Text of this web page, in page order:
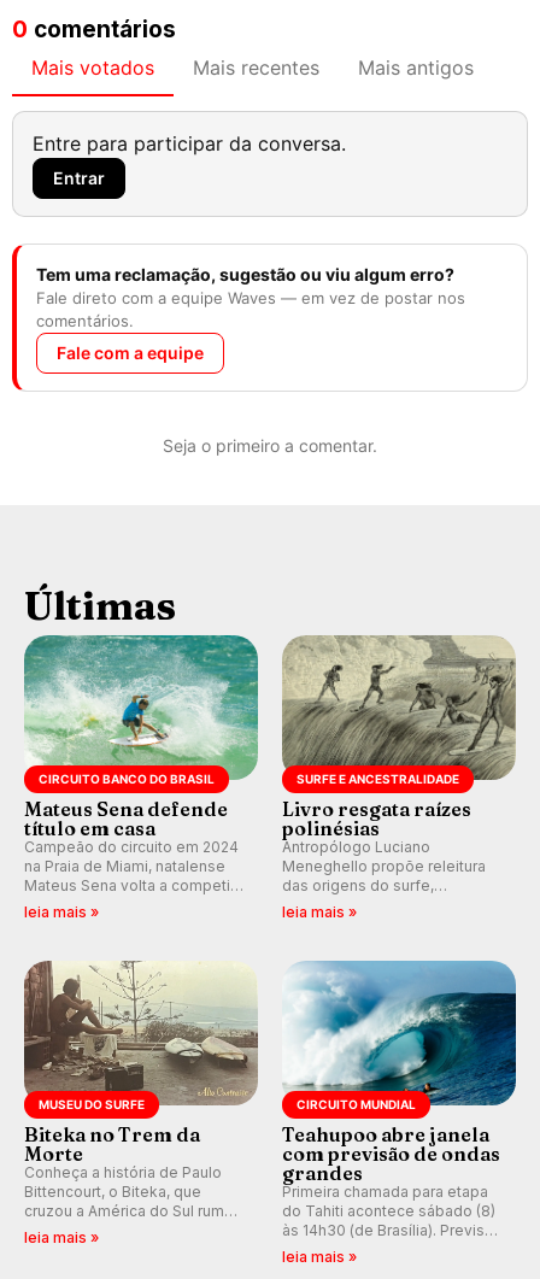
0 comentários
Mais votados Mais recentes Mais antigos
Entre para participar da conversa.
Entrar
Tem uma reclamação, sugestão ou viu algum erro?
Fale direto com a equipe Waves — em vez de postar nos
comentários.
Fale com a equipe
Seja o primeiro a comentar.
Últimas
CIRCUITO BANCO DO BRASIL
Mateus Sena defende
título em casa
Campeão do circuito em 2024
na Praia de Miami, natalense
Mateus Sena volta a competir
em casa em busca de manter a
hegemonia potiguar em etapa
leia mais »
SURFE E ANCESTRALIDADE
Livro resgata raízes
polinésias
Antropólogo Luciano
Meneghello propõe releitura
das origens do surfe,
resgatando a cultura polinésia
e questionando a visão
prática em esporte e indústria.
leia mais »
MUSEU DO SURFE
Biteka no Trem da
Morte
Conheça a história de Paulo
Bittencourt, o Biteka, que
cruzou a América do Sul rumo
ao Pacífico em uma jornada
que se tornou um marco de
leia mais »
CIRCUITO MUNDIAL
Teahupoo abre janela
com previsão de ondas
grandes
Primeira chamada para etapa
do Tahiti acontece sábado (8)
às 14h30 (de Brasília). Previsão
indica swell consistente.
Medina embarca para evento e
leia mais »